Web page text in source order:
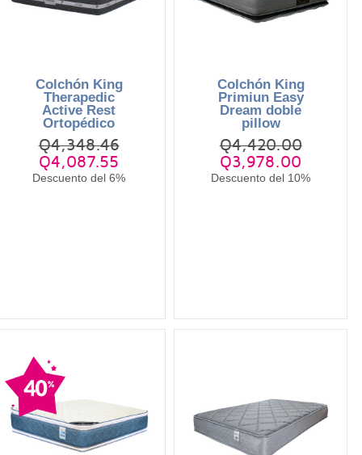
Colchón King
Therapedic
Active Rest
Ortopédico
Q4,348.46
Q4,087.55
Descuento del 6%
Colchón King
Primiun Easy
Dream doble
pillow
Q4,420.00
Q3,978.00
Descuento del 10%